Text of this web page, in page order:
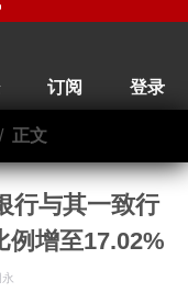
订阅 登录
/ 正文
行与其一致行
例增至17.02%